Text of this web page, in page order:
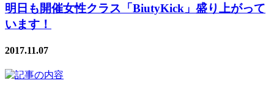
明日も開催女性クラス「BiutyKick」盛り上がって
います！
2017.11.07